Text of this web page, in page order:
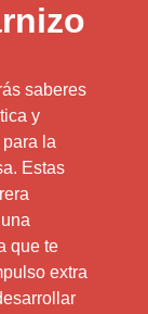
saberes
y
la
Estas
que te
extra